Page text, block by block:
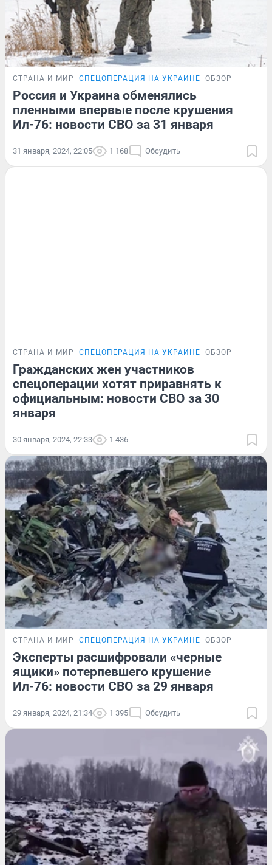
СТРАНА И МИР СПЕЦОПЕРАЦИЯ НА УКРАИНЕ ОБЗОР
Россия и Украина обменялись
пленными впервые после крушения
Ил-76: новости СВО за 31 января
31 января, 2024, 22:05 1 168 Обсудить
СТРАНА И МИР СПЕЦОПЕРАЦИЯ НА УКРАИНЕ ОБЗОР
Гражданских жен участников
спецоперации хотят приравнять к
официальным: новости СВО за 30
января
30 января, 2024, 22:33 1 436
СТРАНА И МИР СПЕЦОПЕРАЦИЯ НА УКРАИНЕ ОБЗОР
Эксперты расшифровали «черные
ящики» потерпевшего крушение
Ил-76: новости СВО за 29 января
29 января, 2024, 21:34 1 395 Обсудить